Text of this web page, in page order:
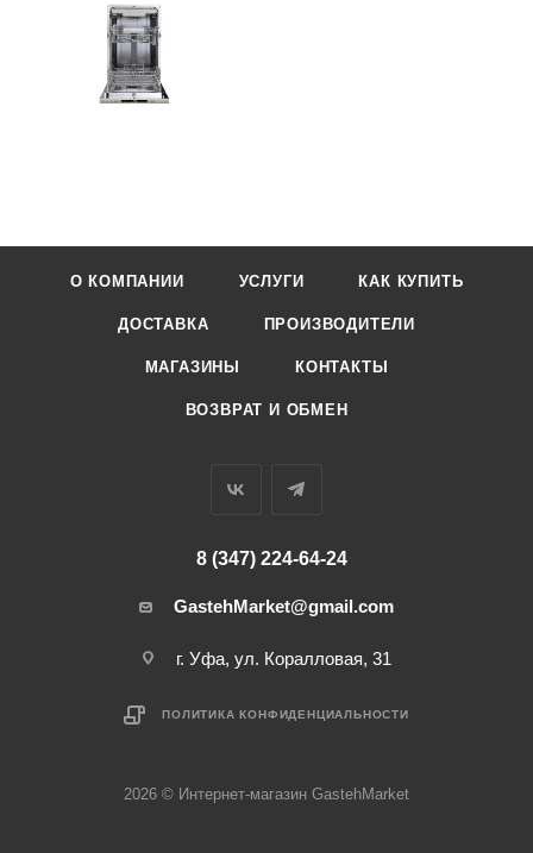
О КОМПАНИИ УСЛУГИ КАК КУПИТЬ
ДОСТАВКА ПРОИЗВОДИТЕЛИ
МАГАЗИНЫ КОНТАКТЫ
ВОЗВРАТ И ОБМЕН
8 (347) 224-64-24
GastehMarket@gmail.com
г. Уфа, ул. Коралловая, 31
ПОЛИТИКА КОНФИДЕНЦИАЛЬНОСТИ
2026 © Интернет-магазин GastehMarket